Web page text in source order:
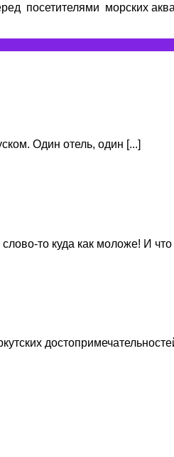
посетителями морских
Один отель, один [...]
то куда как моложе! И что